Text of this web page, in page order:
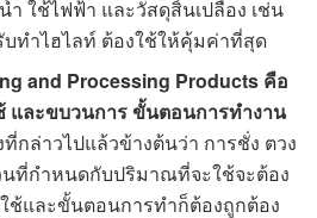
ใช้ไฟฟ้า และวัสดุสิ้นเปลือง เช่น
ทำไฮไลท์ ต้องใช้ให้คุ้มค่าที่สุด
and Processing Products คือ
และขบวนการ ขั้นตอนการทำงาน
ที่กล่าวไปแล้วข้างต้นว่า การชั่ง ตวง
ที่กำหนดกับปริมาณที่จะใช้จะต้อง
ช้และขั้นตอนการทำก็ต้องถูกต้อง